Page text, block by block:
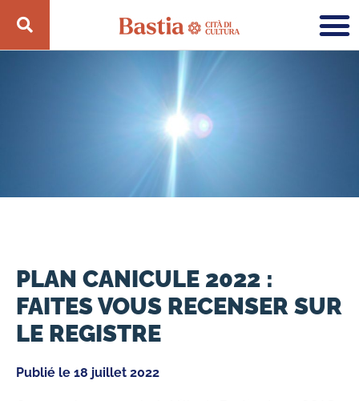
PLAN CANICULE 2022 :
FAITES VOUS RECENSER SUR
LE REGISTRE
Publié le 18 juillet 2022